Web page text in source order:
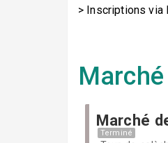
> Inscriptions via
Marché
Terminé